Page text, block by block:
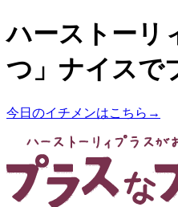
ハーストーリ
つ」ナイスで
今日のイチメンはこちら→